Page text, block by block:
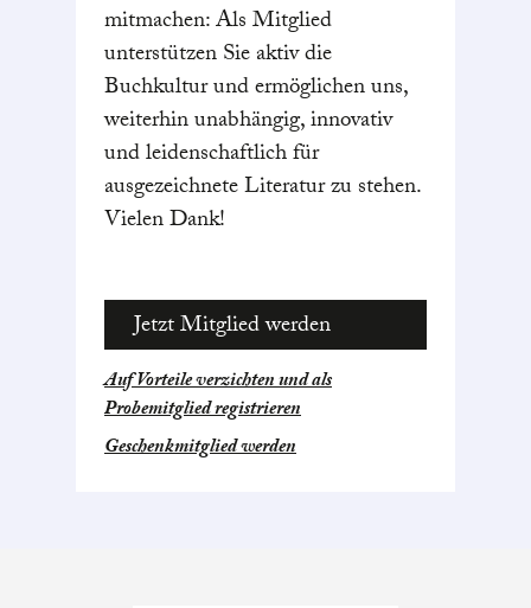
mitmachen: Als Mitglied
unterstützen Sie aktiv die
Buchkultur und ermöglichen uns,
weiterhin unabhängig, innovativ
und leidenschaftlich für
ausgezeichnete Literatur zu stehen.
Vielen Dank!
Jetzt Mitglied werden
Auf Vorteile verzichten und als
Probemitglied registrieren
Geschenkmitglied werden